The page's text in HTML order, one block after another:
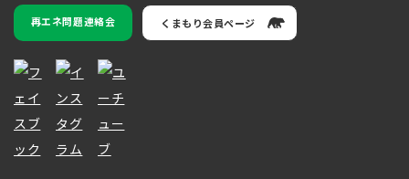
再エネ問題連絡会 くまもり会員ページ